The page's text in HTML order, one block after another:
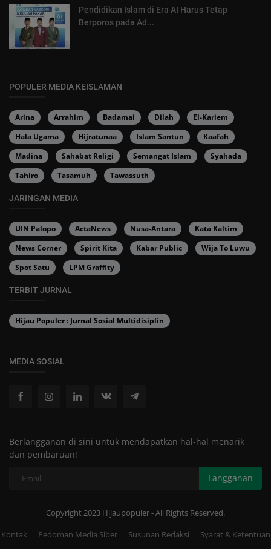
Pendidikan Islam di Era AI Harus Tetap
Berporos pada Ad...
POPULER MEDIA KEISLAMAN
Arina Arrahim Badamai Dilah
El-Kariem
Hala Ugama
Hijratunaa Islam Santun
Kaafah
Madina
Sahabat Religi Semangat Islam
Syahada
Tahiro
Tasamuh Tawassuth
JARINGAN MEDIA
UIN Palopo ActaNews Nusa-Antara
Kata Kaltim
News Corner
Spirit Kita Kabar Public
Wija To Luwu
Spot Satu
LPM Graffity
TERBIT JURNAL
Hijau Populer : Jurnal Sosial Multidisiplin
MEDIA SOSIAL
Berlangganan di sini untuk mendapatkan hal-hal menarik
dan pembaruan!
Langganan
Copyright 2023 Hijaupopuler - All Rights Reserved.
Kontak
Pedoman Media Siber Susunan Redaksi Syarat & Ketentuan